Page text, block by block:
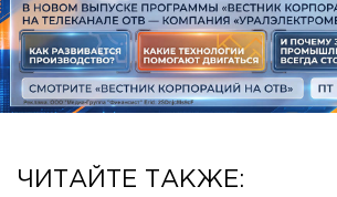
ЧИТАЙТЕ ТАКЖЕ: